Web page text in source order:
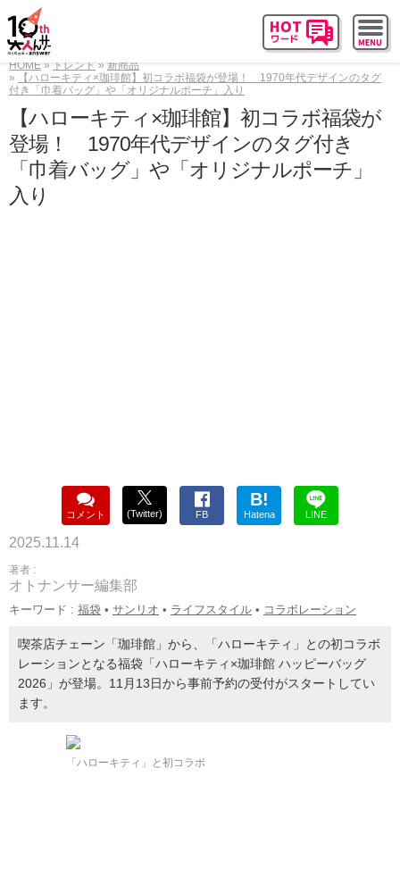
HOME トレンド
新商品
【ハローキティ×珈琲館】初コラボ福袋が登場！ 1970年代デザインのタグ
付き「巾着バッグ」や「オリジナルポーチ」入り
【ハローキティ×珈琲館】初コラボ福袋が
登場！ 1970年代デザインのタグ付き
「巾着バッグ」や「オリジナルポーチ」
入り
コメント (Twitter) FB
B!
Hatena LINE
2025.11.14
著者 :
オトナンサー編集部
キーワード : 福袋 • サンリオ • ライフスタイル • コラボレーション
喫茶店チェーン「珈琲館」から、「ハローキティ」との初コラボ
レーションとなる福袋「ハローキティ×珈琲館 ハッピーバッグ
2026」が登場。11月13日から事前予約の受付がスタートしてい
ます。
「ハローキティ」と初コラボ